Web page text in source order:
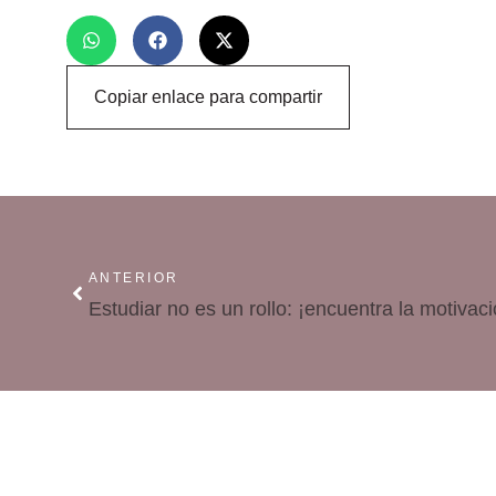
Copiar enlace para compartir
ANTERIOR
Estudiar no es un rollo: ¡encuentra la